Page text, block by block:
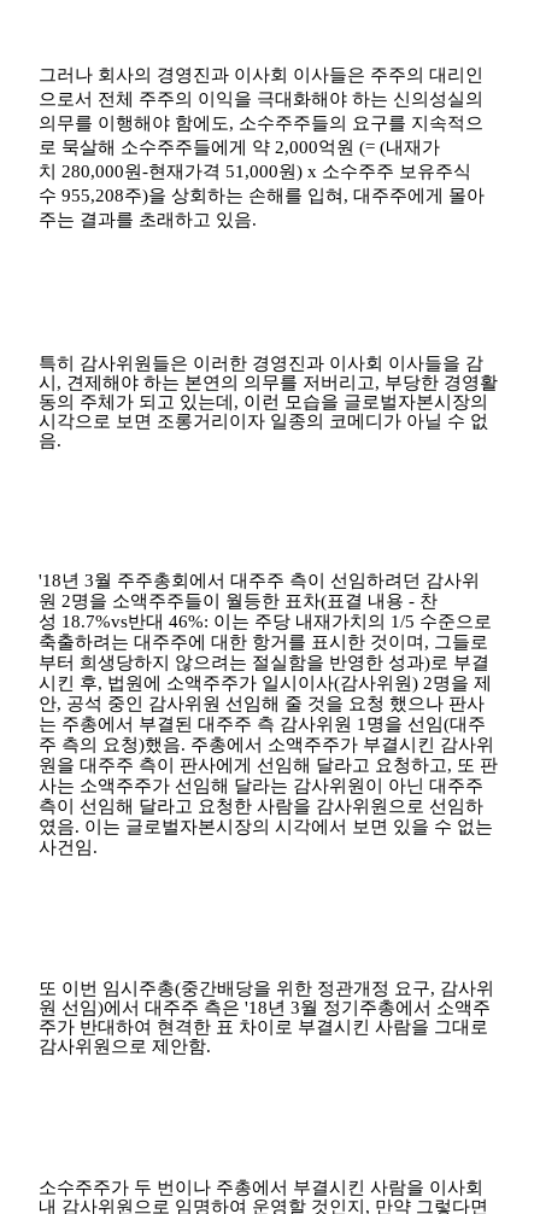
그러나 회사의 경영진과 이사회 이사들은 주주의 대리인
으로서 전체 주주의 이익을 극대화해야 하는 신의성실의
의무를 이행해야 함에도, 소수주주들의 요구를 지속적으
로 묵살해 소수주주들에게 약 2,000억원 (= (내재가
치 280,000원-현재가격 51,000원) x 소수주주 보유주식
수 955,208주)을 상회하는 손해를 입혀 ,대주주에게 몰아
주는 결과를 초래하고 있음.
특히 감사위원들은 이러한 경영진과 이사회 이사들을 감
시 , 견제해야 하는 본연의 의무를 저버리고, 부당한 경영활
동의 주체가 되고 있는데 , 이런 모습을 글로벌자본시장의
시각으로 보면 조롱거리이자 일종의 코메디가 아닐 수 없
음.
'18년 3월 주주총회에서 대주주 측이 선임하려던 감사위
원 2명을 소액주주들이 월등한 표차(표결 내용 - 찬
성 18.7%vs반대 46%: 이는 주당 내재가치의 1/5 수준으로
축출하려는 대주주에 대한 항거를 표시한 것이며 , 그들로
부터 희생당하지 않으려는 절실함을 반영한 성과)로 부결
시킨 후, 법원에 소액주주가 일시이사(감사위원) 2명을 제
안, 공석 중인 감사위원 선임해 줄 것을 요청 했으나 판사
는 주총에서 부결된 대주주 측 감사위원 1 명을 선임(대주
주 측의 요청)했음. 주총에서 소액주주가 부결시킨 감사위
원을 대주주 측이 판사에게 선임해 달라고 요청하고, 또 판
사는 소액주주가 선임해 달라는 감사위원이 아닌 대주주
측이 선임해 달라고 요청한 사람을 감사위원으로 선임하
였음. 이는 글로벌자본시장의 시각에서 보면 있을 수 없는
사건임.
또 이번 임시주총(중간배당을 위한 정관개정 요구, 감사위
원 선임)에서 대주주 측은 '18년 3월 정기주총에서 소액주
주가 반대하여 현격한 표 차이로 부결시킨 사람을 그대로
감사위원으로 제안함.
소수주주가 두 번이나 주총에서 부결시킨 사람을 이사회
내 감사위원으로 임명하여 운영할 것인지 , 만약 그렇다면